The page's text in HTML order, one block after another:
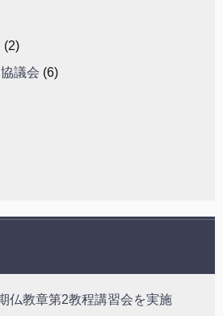
(2)
議会 (6)
仏教章第2教程講習会を実施